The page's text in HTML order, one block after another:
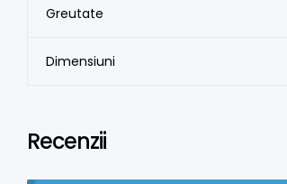
Greutate
Dimensiuni
Recenzii